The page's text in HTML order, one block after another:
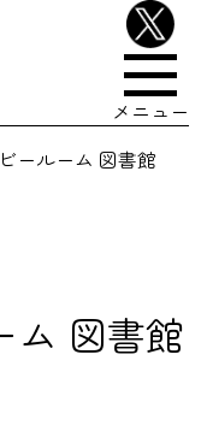
メニュー
ールーム 図書館
ム 図書館